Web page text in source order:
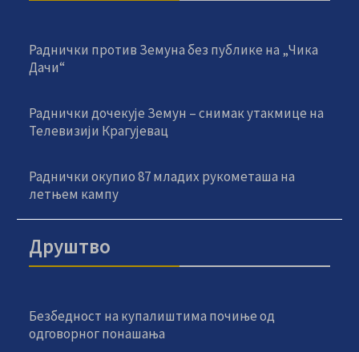
Раднички против Земуна без публике на „Чика
Дачи“
Раднички дочекује Земун – снимак утакмице на
Телевизији Крагујевац
Раднички окупио 87 младих рукометаша на
летњем кампу
Друштво
Безбедност на купалиштима почиње од
одговорног понашања